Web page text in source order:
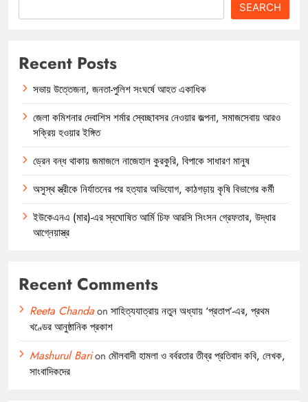
SEARCH
Recent Posts
সভায় উত্তেজনা, জনতা-পুলিশ সংঘর্ষে আহত একাধিক
জেলা কমিশনার দেবাশিস শর্মার স্বেচ্ছাবসর নেওয়ার জল্পনা, সমাজসেবায় আরও
সক্রিয় হওয়ার ইঙ্গিত
ড্রেন বন্ধ থাকায় জমাজলে নাজেহাল কুরকুরি, বিপাকে সাধারণ মানুষ
অসুস্থ স্ত্রীকে নির্যাতনের পর হত্যার অভিযোগ, কাঠগড়ায় কৃষি বিভাগের কর্মী
ইউকেএনএ (মার)-এর স্বঘোষিত আর্মি চিফ আরসি সিংসন গ্রেফতার, উদ্ধার
আগ্নেয়াস্ত্র
Recent Comments
Reeta Chandaon সাহিত্যযাত্রায় নতুন অধ্যায় ‘প্রতাপ’-এর, প্রথম
খণ্ডের আনুষ্ঠানিক প্রকাশ
Mashurul Barion মৌলবাদী হামলা ও বর্বরতার তীব্র প্রতিবাদ কবি, লেখক,
সাংবাদিকদের